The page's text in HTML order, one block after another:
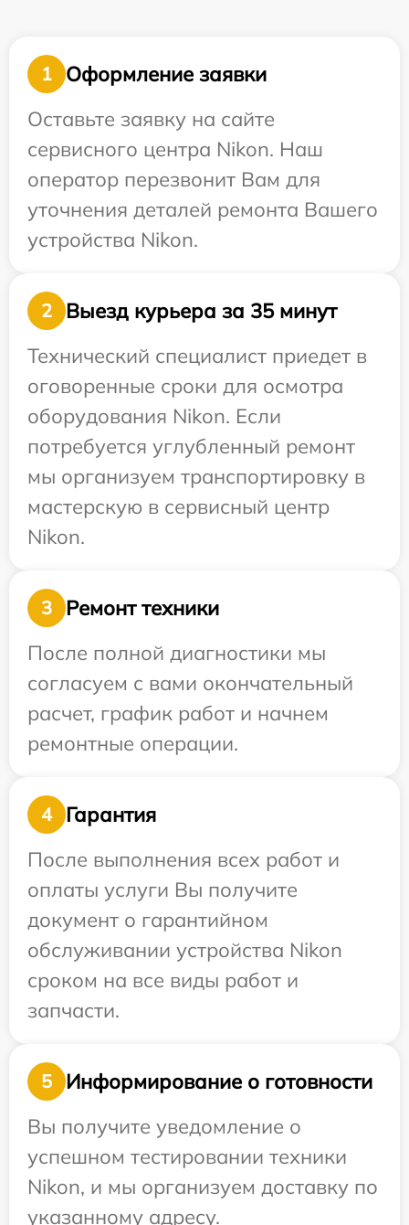
1
Оформление заявки
Оставьте заявку на сайте
сервисного центра Nikon. Наш
оператор перезвонит Вам для
уточнения деталей ремонта Вашего
устройства Nikon.
2
Выезд курьера за 35 минут
Технический специалист приедет в
оговоренные сроки для осмотра
оборудования Nikon. Если
потребуется углубленный ремонт
мы организуем транспортировку в
мастерскую в сервисный центр
Nikon.
3
Ремонт техники
После полной диагностики мы
согласуем с вами окончательный
расчет, график работ и начнем
ремонтные операции.
4
Гарантия
После выполнения всех работ и
оплаты услуги Вы получите
документ о гарантийном
обслуживании устройства Nikon
сроком на все виды работ и
запчасти.
5
Информирование о готовности
Вы получите уведомление о
успешном тестировании техники
Nikon, и мы организуем доставку по
указанному адресу.